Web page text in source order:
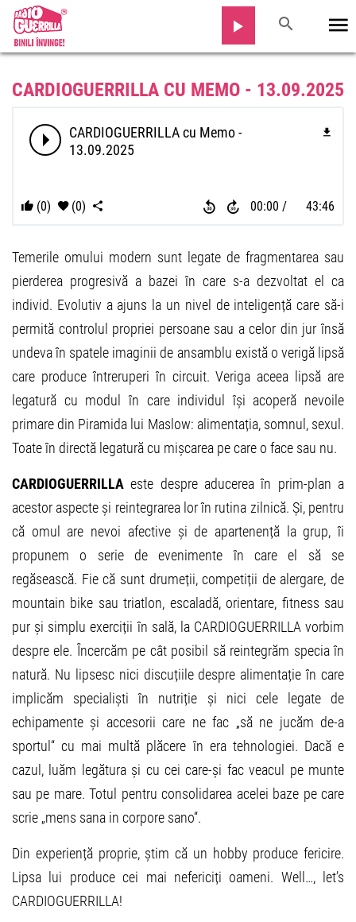
CARDIOGUERRILLA CU MEMO - 13.09.2025
00:00 43:46
CARDIOGUERRILLA cu Memo -
13.09.2025
(0) (0)
Temerile omului modern sunt legate de fragmentarea sau
pierderea progresivă a bazei în care s-a dezvoltat el ca
individ. Evolutiv a ajuns la un nivel de inteligență care să-i
permită controlul propriei persoane sau a celor din jur însă
undeva în spatele imaginii de ansamblu există o verigă lipsă
care produce întreruperi în circuit. Veriga aceea lipsă are
legatură cu modul în care individul își acoperă nevoile
primare din Piramida lui Maslow: alimentația, somnul, sexul.
Toate în directă legatură cu mișcarea pe care o face sau nu.
CARDIOGUERRILLA este despre aducerea în prim-plan a
acestor aspecte și reintegrarea lor în rutina zilnică. Și, pentru
că omul are nevoi afective și de apartenență la grup, îi
propunem o serie de evenimente în care el să se
regăsească. Fie că sunt drumeții, competiții de alergare, de
mountain bike sau triatlon, escaladă, orientare, fitness sau
pur și simplu exerciții în sală, la CARDIOGUERRILLA vorbim
despre ele. Încercăm pe cât posibil să reintegrăm specia în
natură. Nu lipsesc nici discuțiile despre alimentație în care
implicăm specialiști în nutriție și nici cele legate de
echipamente și accesorii care ne fac „să ne jucăm de-a
sportul“ cu mai multă plăcere în era tehnologiei. Dacă e
cazul, luăm legătura și cu cei care-și fac veacul pe munte
sau pe mare. Totul pentru consolidarea acelei baze pe care
scrie „mens sana in corpore sano“.
Din experiență proprie, știm că un hobby produce fericire.
Lipsa lui produce cei mai nefericiți oameni. Well…, let’s
CARDIOGUERRILLA!